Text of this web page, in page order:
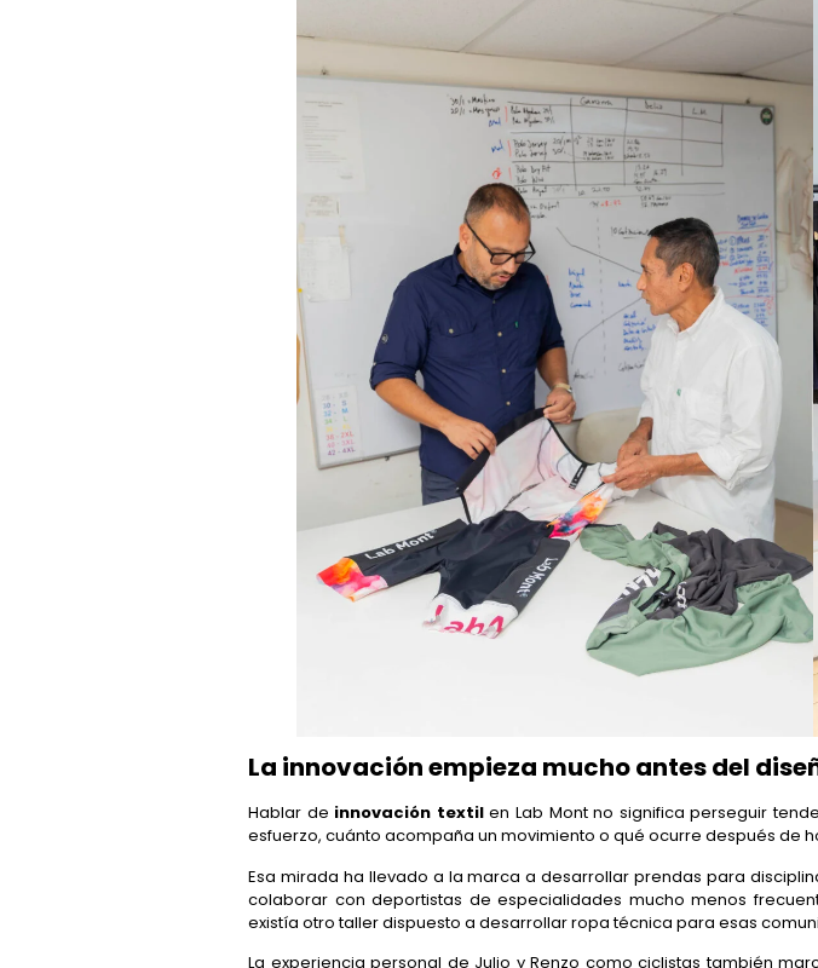
La innovación empieza mucho antes del
Hablar de innovación textilen Lab Mont no significa perseguir
esfuerzo, cuánto acompaña un movimiento o qué ocurre después de
Esa mirada ha llevado a la marca a desarrollar prendas para
colaborar con deportistas de especialidades mucho menos
existía otro taller dispuesto a desarrollar ropa técnica para esas
La experiencia personal de Julio y Renzo como ciclistas también